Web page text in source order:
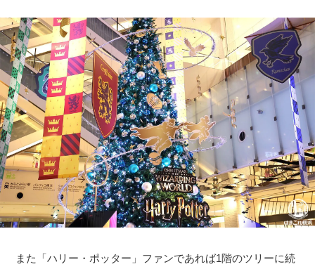
また「ハリー・ポッター」ファンであれば1階のツリーに続